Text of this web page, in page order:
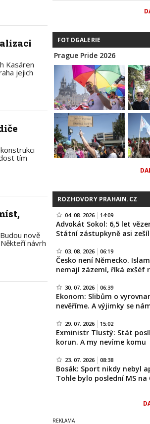
Kasáren
jejich
tím
nově
návrh
FOTOGALERIE
Prague Pride 2026
ROZHOVORY PRAHAIN.CZ
04. 08. 2026 14:09
Advokát Sokol: 6,5 let
Státní zástupkyně asi
03. 08. 2026 06:19
Česko není Německo.
nemají zázemí, říká exšéf
30. 07. 2026 06:39
Ekonom: Slibům o
nevěříme. A výjimky se
29. 07. 2026 15:02
Exministr Tlustý: Stát
korun. A my nevíme komu
23. 07. 2026 08:38
Bosák: Sport nikdy nebyl
Tohle bylo poslední MS na